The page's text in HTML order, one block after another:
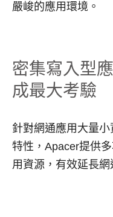
嚴峻的應用環境。
密集寫入型
成最大考驗
針對網通應用大量
特性，Apacer提供
用資源，有效延長